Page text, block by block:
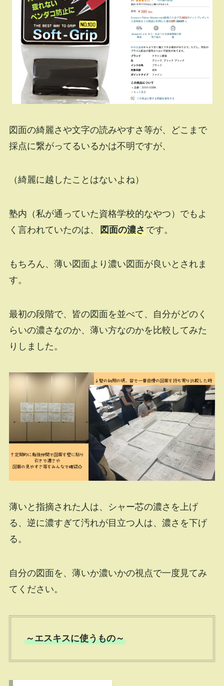
図面の綺麗さや文字の読みやすさ等が、どこまで
採点に繋がってるいるかは不明ですが、
（綺麗に越したことはないよね）
塾内（私が通っていた資格学校的なやつ）でもよ
く言われていたのは、 図面の濃さです。
もちろん、薄い図面より濃い図面が良いとされま
す。
最初の段階で、皆の図面を並べて、自分がどのく
らいの濃さなのか、薄い方なのかを比較してみた
りしました。
薄いと指摘された人は、シャー芯の濃さを上げ
る、逆に濃すぎて汚れが目立つ人は、濃さを下げ
る。
自分の図面を、薄いか濃いかの視点で一度見てみ
てください。
～エスキスに使うもの～